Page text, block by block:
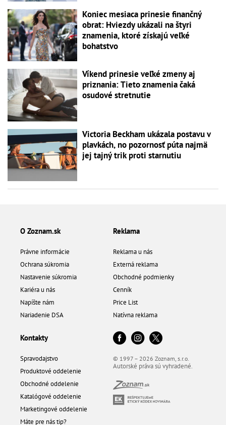
Koniec mesiaca prinesie finančný
obrat: Hviezdy ukázali na štyri
znamenia, ktoré získajú veľké
bohatstvo
Víkend prinesie veľké zmeny aj
priznania: Tieto znamenia čaká
osudové stretnutie
Victoria Beckham ukázala postavu v
plavkách, no pozornosť púta najmä
jej tajný trik proti starnutiu
O Zoznam.sk
Právne informácie
Ochrana súkromia
Nastavenie súkromia
Kariéra u nás
Napíšte nám
Nariadenie DSA
Reklama
Reklama u nás
Externá reklama
Obchodné podmienky
Cenník
Price List
Natívna reklama
Kontakty
Spravodajstvo
Produktové oddelenie
Obchodné oddelenie
Katalógové oddelenie
Marketingové oddelenie
Máte pre nás tip?
© 1997 – 2026 Zoznam, s.r.o.
Autorské práva sú vyhradené.